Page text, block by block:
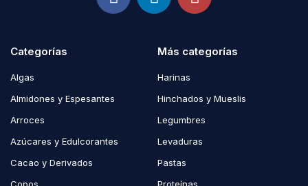
Categorías
Algas
Almidones y Espesantes
Arroces
Azúcares y Edulcorantes
Cacao y Derivados
Más categorías
Harinas
Hinchados y Mueslis
Legumbres
Levaduras
Pastas